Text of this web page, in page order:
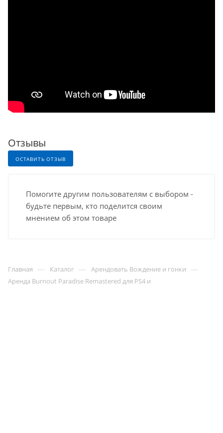
Отзывы
ОСТАВИТЬ ОТЗЫВ
Помогите другим пользователям с выбором -
будьте первым, кто поделится своим
мнением об этом товаре
Главная — Каталог — Арендовать Вождение и гонки —
Аренда Burnout Paradise Remastered для PS4 и